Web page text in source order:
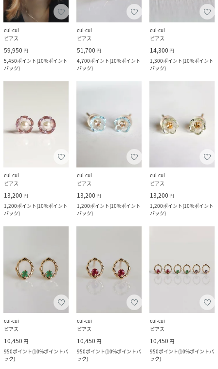
cui-cui
ピアス
59,950 円
5,450ポイント(10%ポイント
バック)
cui-cui
ピアス
51,700 円
4,700ポイント(10%ポイント
バック)
cui-cui
ピアス
14,300 円
1,300ポイント(10%ポイント
バック)
cui-cui
ピアス
13,200 円
1,200ポイント(10%ポイント
バック)
cui-cui
ピアス
13,200 円
1,200ポイント(10%ポイント
バック)
cui-cui
ピアス
13,200 円
1,200ポイント(10%ポイント
バック)
cui-cui
ピアス
10,450 円
950ポイント(10%ポイントバ
ック)
cui-cui
ピアス
10,450 円
950ポイント(10%ポイントバ
ック)
cui-cui
ピアス
10,450 円
950ポイント(10%ポイントバ
ック)